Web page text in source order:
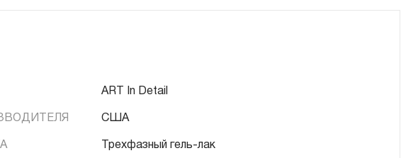
ART In Detail
США
Трехфазный гель-лак